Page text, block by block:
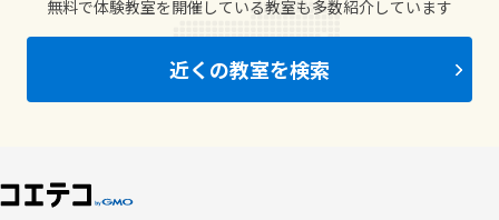
無料で体験教室を開催している教室も多数紹介しています
近くの教室を検索